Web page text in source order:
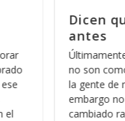
ya
La
2014,
Una de las
claras es
confundirle
hago con la